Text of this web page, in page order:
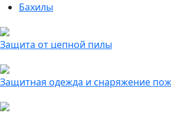
Бахилы
Защита от цепной пилы
Защитная одежда и снаряжение